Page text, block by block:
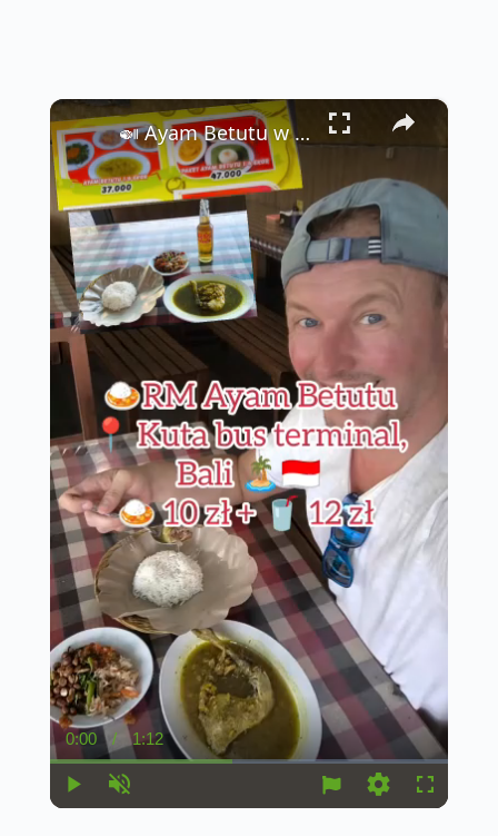
×
P
U
C
u
r
e
0:00 /
D
u
t
1:12
S
F
🍛 Ayam Betutu w Kuta – Legendarny Balijski Kurczak za 10 zł!